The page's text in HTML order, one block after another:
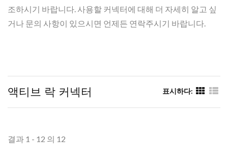
조하시기 바랍니다. 사용할 커넥터에 대해 더 자세히 알고 싶
거나 문의 사항이 있으시면 언제든 연락주시기 바랍니다.
액티브 락 커넥터 표시하다:
결과 1 - 12 의 12